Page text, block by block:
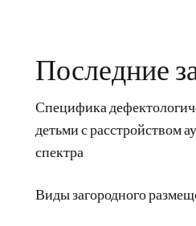
Последние
Специфика
детьми с расстройством
спектра
Виды загородного